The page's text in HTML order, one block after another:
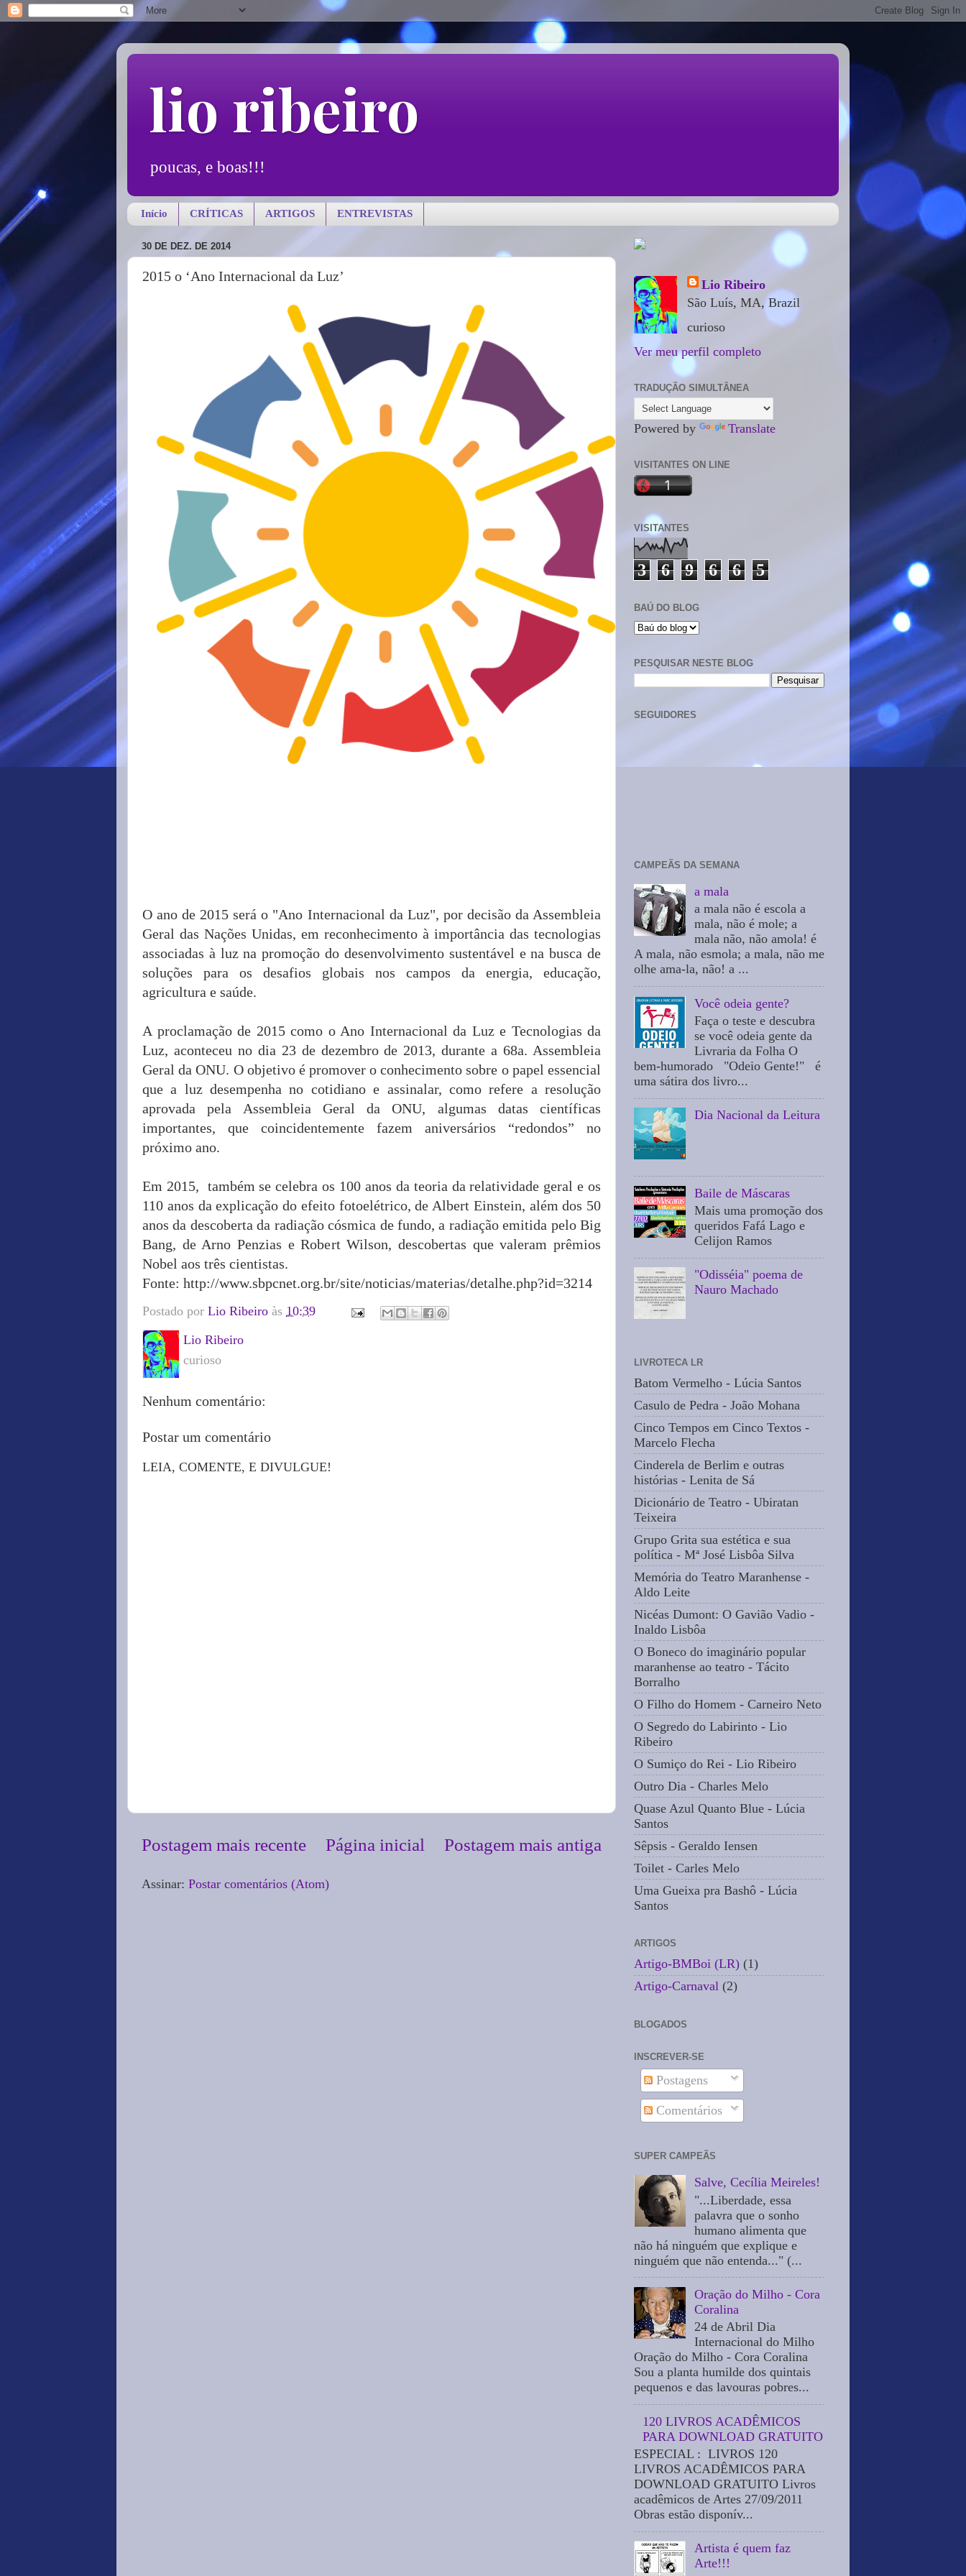
lio ribeiro
poucas, e boas!!!
Início CRÍTICAS ARTIGOS ENTREVISTAS
30 DE DEZ. DE 2014
2015 o ‘Ano Internacional da Luz’
O ano de 2015 será o "Ano Internacional da Luz", por decisão da Assembleia
Geral das Nações Unidas, em reconhecimento à importância das tecnologias
associadas à luz na promoção do desenvolvimento sustentável e na busca de
soluções para os desafios globais nos campos da energia, educação,
agricultura e saúde.
A proclamação de 2015 como o Ano Internacional da Luz e Tecnologias da
Luz, aconteceu no dia 23 de dezembro de 2013, durante a 68a. Assembleia
Geral da ONU. O objetivo é promover o conhecimento sobre o papel essencial
que a luz desempenha no cotidiano e assinalar, como refere a resolução
aprovada pela Assembleia Geral da ONU, algumas datas científicas
importantes, que coincidentemente fazem aniversários “redondos” no
próximo ano.
Em 2015, também se celebra os 100 anos da teoria da relatividade geral e os
110 anos da explicação do efeito fotoelétrico, de Albert Einstein, além dos 50
anos da descoberta da radiação cósmica de fundo, a radiação emitida pelo Big
Bang, de Arno Penzias e Robert Wilson, descobertas que valeram prêmios
Nobel aos três cientistas.
Fonte: http://www.sbpcnet.org.br/site/noticias/materias/detalhe.php?id=3214
Postado por Lio Ribeiro às 10:39
Lio Ribeiro
curioso
Nenhum comentário:
Postar um comentário
LEIA, COMENTE, E DIVULGUE!
Postagem mais recente Postagem mais antiga
Página inicial
Assinar: Postar comentários (Atom)
Lio Ribeiro
São Luís, MA, Brazil
curioso
Ver meu perfil completo
TRADUÇÃO SIMULTÂNEA
Powered by Translate
VISITANTES ON LINE
VISITANTES
3 6 9 6 6 5
BAÚ DO BLOG
PESQUISAR NESTE BLOG
SEGUIDORES
CAMPEÃS DA SEMANA
a mala
a mala não é escola a
mala, não é mole; a
mala não, não amola! é
A mala, não esmola; a mala, não me
olhe ama-la, não! a ...
Você odeia gente?
Faça o teste e descubra
se você odeia gente da
Livraria da Folha O
bem-humorado "Odeio Gente!" é
uma sátira dos livro...
Dia Nacional da Leitura
Baile de Máscaras
Mais uma promoção dos
queridos Fafá Lago e
Celijon Ramos
"Odisséia" poema de
Nauro Machado
LIVROTECA LR
Batom Vermelho - Lúcia Santos
Casulo de Pedra - João Mohana
Cinco Tempos em Cinco Textos -
Marcelo Flecha
Cinderela de Berlim e outras
histórias - Lenita de Sá
Dicionário de Teatro - Ubiratan
Teixeira
Grupo Grita sua estética e sua
política - Mª José Lisbôa Silva
Memória do Teatro Maranhense -
Aldo Leite
Nicéas Dumont: O Gavião Vadio -
Inaldo Lisbôa
O Boneco do imaginário popular
maranhense ao teatro - Tácito
Borralho
O Filho do Homem - Carneiro Neto
O Segredo do Labirinto - Lio
Ribeiro
O Sumiço do Rei - Lio Ribeiro
Outro Dia - Charles Melo
Quase Azul Quanto Blue - Lúcia
Santos
Sêpsis - Geraldo Iensen
Toilet - Carles Melo
Uma Gueixa pra Bashô - Lúcia
Santos
ARTIGOS
Artigo-BMBoi (LR) (1)
Artigo-Carnaval (2)
BLOGADOS
INSCREVER-SE
Postagens
Comentários
SUPER CAMPEÃS
Salve, Cecília Meireles!
"...Liberdade, essa
palavra que o sonho
humano alimenta que
não há ninguém que explique e
ninguém que não entenda..." (...
Oração do Milho - Cora
Coralina
24 de Abril Dia
Internacional do Milho
Oração do Milho - Cora Coralina
Sou a planta humilde dos quintais
pequenos e das lavouras pobres...
120 LIVROS ACADÊMICOS
PARA DOWNLOAD GRATUITO
ESPECIAL : LIVROS 120
LIVROS ACADÊMICOS PARA
DOWNLOAD GRATUITO Livros
acadêmicos de Artes 27/09/2011
Obras estão disponív...
Artista é quem faz
Arte!!!